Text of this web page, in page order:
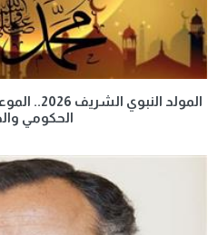
المولد
الحكومي